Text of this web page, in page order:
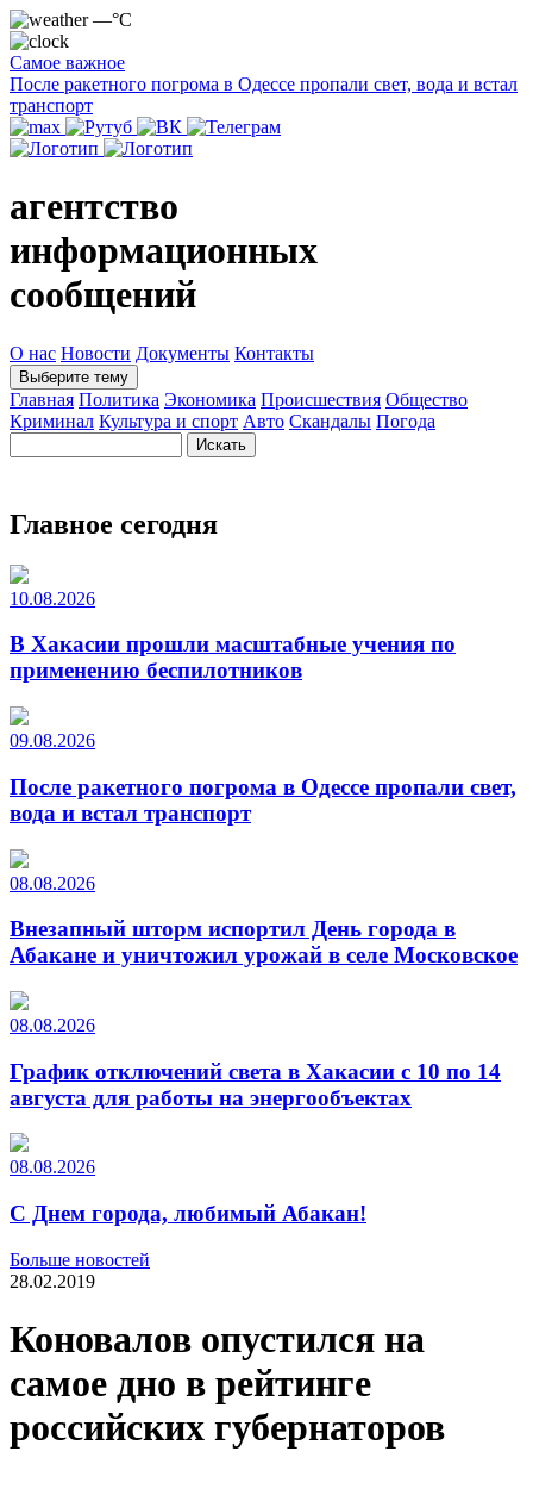
—°C
Самое важное
После ракетного погрома в Одессе пропали свет, вода и встал
транспорт
агентство
информационных
сообщений
О нас Новости Документы Контакты
Выберите тему
Главная Политика Экономика Происшествия Общество
Криминал Культура и спорт Авто Скандалы Погода
Главное сегодня
10.08.2026
В Хакасии прошли масштабные учения по
применению беспилотников
09.08.2026
После ракетного погрома в Одессе пропали свет,
вода и встал транспорт
08.08.2026
Внезапный шторм испортил День города в
Абакане и уничтожил урожай в селе Московское
08.08.2026
График отключений света в Хакасии с 10 по 14
августа для работы на энергообъектах
08.08.2026
С Днем города, любимый Абакан!
Больше новостей
28.02.2019
Коновалов опустился на
самое дно в рейтинге
российских губернаторов